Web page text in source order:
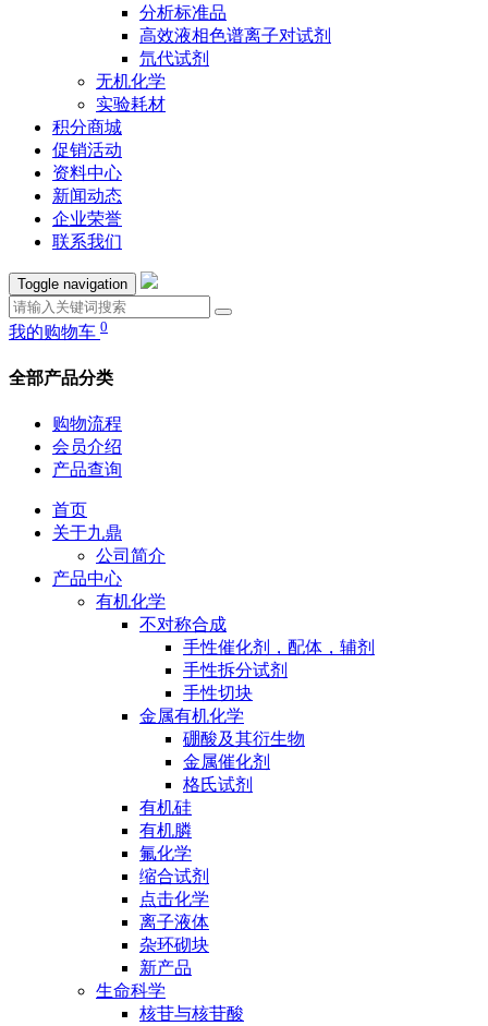
分析标准品
高效液相色谱离子对试剂
氘代试剂
无机化学
实验耗材
积分商城
促销活动
资料中心
新闻动态
企业荣誉
联系我们
Toggle navigation
我的购物车 0
全部产品分类
购物流程
会员介绍
产品查询
首页
关于九鼎
公司简介
产品中心
有机化学
不对称合成
手性催化剂，配体，辅剂
手性拆分试剂
手性切块
金属有机化学
硼酸及其衍生物
金属催化剂
格氏试剂
有机硅
有机膦
氟化学
缩合试剂
点击化学
离子液体
杂环砌块
新产品
生命科学
核苷与核苷酸